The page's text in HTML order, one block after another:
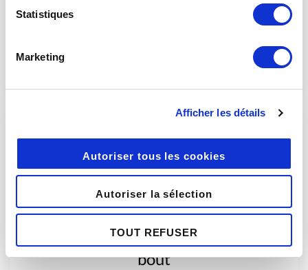
Statistiques
Marketing
Afficher les détails
Autoriser tous les cookies
Autoriser la sélection
TOUT REFUSER
Chiffrement de bout en
bout